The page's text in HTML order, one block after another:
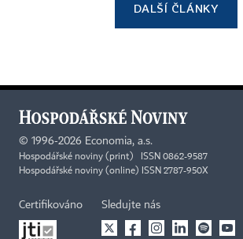
DALŠÍ ČLÁNKY
© 1996-2026 Economia, a.s.
Hospodářské noviny (print) ISSN 0862-9587
Hospodářské noviny (online) ISSN 2787-950X
Certifikováno Sledujte nás